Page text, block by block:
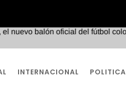
balón oficial del fútbol colombiano
INTERNACIONAL POLITICA